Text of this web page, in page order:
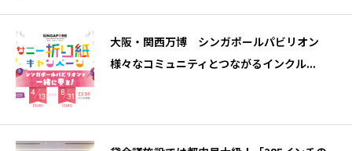
大阪・関西万博 シンガポールパビリオン
様々なコミュニティとつながるインクル...